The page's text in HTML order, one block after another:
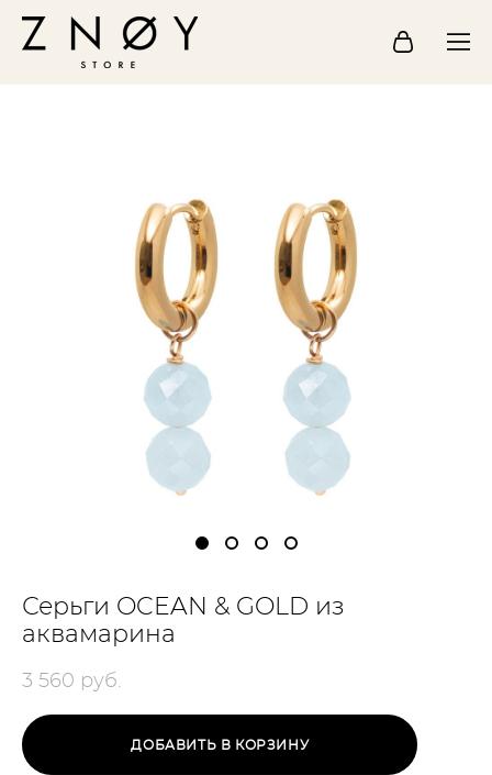
Серьги OCEAN & GOLD из
аквамарина
3 560 pуб.
ДОБАВИТЬ В КОРЗИНУ